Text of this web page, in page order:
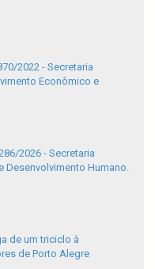
2022 - Secretaria
Econômico e
2026 - Secretaria
Desenvolvimento Humano.
de um triciclo à
de Porto Alegre